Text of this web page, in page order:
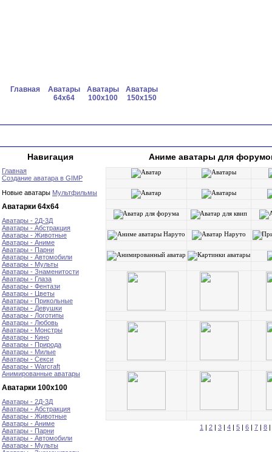
Главная
Аватары
64x64
Аватары
100x100
Аватары
150x150
Навигация
Главная
Создание аватара в GIMP
Новые аватары Мультфильмы
Аватарки 64х64
Аватары - 2Д-3Д
Аватары - Абстракция
Аватары - Животные
Аватары - Аниме
Аватары - Парни
Аватары - Автомобили
Аватары - Мульты
Аватары - Знаменитости
Аватары - Глаза
Аватары - Фентази
Аватары - Цветы
Аватары - Прикольные
Аватары - Девушки
Аватары - Логотипы
Аватары - Любовь
Аватары - Монстры
Аватары - Кино
Аватары - Природа
Аватары - Милые
Аватары - Секси
Аватары - Warcraft
Анимированные аватары
Аватарки 100х100
Аватары - 2Д-3Д
Аватары - Абстракция
Аватары - Животные
Аватары - Аниме
Аватары - Парни
Аватары - Автомобили
Аватары - Мульты
Аниме аватары для
1 | 2 | 3 | 4 | 5 | 6 | 7 | 8 |